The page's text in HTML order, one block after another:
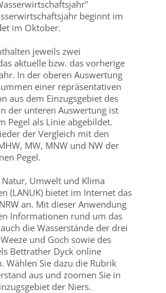
beginnt im
im Oktober.
jeweils zwei
aktuelle bzw. das vorherige
In der oberen Auswertung
einer repräsentativen
aus dem Einzugsgebiet des
der unteren Auswertung ist
Pegel als Linie abgebildet.
der Vergleich mit den
MW, MNW und NW der
Pegel.
Umwelt und Klima
(LANUK) bietet im Internet das
an. Mit dieser Anwendung
Informationen rund um das
die Wasserstände der drei
und Goch sowie des
Bettrather Dyck online
Wählen Sie dazu die Rubrik
aus und zoomen Sie in
der Niers.